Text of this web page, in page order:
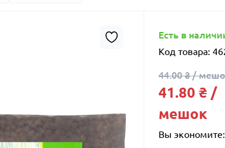
Есть в
Код товара:
44.00 ₴ /
41.80 ₴ /
мешок
Вы экономите: